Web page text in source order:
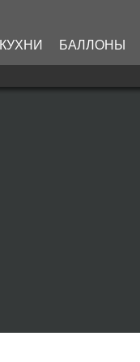
КУХНИ БАЛЛОНЫ